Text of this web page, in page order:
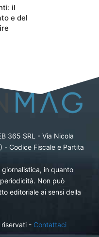
il
e del
365 SRL - Via Nicola
- Codice Fiscale e Partita
in quanto
Non può
editoriale ai sensi della
- Contattaci